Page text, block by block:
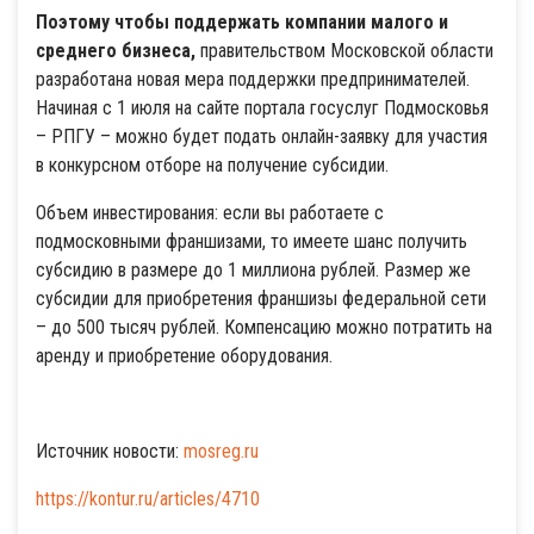
Поэтому чтобы поддержать компании малого и
среднего бизнеса, правительством Московской области
разработана новая мера поддержки предпринимателей.
Начиная с 1 июля на сайте портала госуслуг Подмосковья
– РПГУ – можно будет подать онлайн-заявку для участия
в конкурсном отборе на получение субсидии.
Объем инвестирования: если вы работаете с
подмосковными франшизами, то имеете шанс получить
субсидию в размере до 1 миллиона рублей. Размер же
субсидии для приобретения франшизы федеральной сети
– до 500 тысяч рублей. Компенсацию можно потратить на
аренду и приобретение оборудования.
Источник новости: mosreg.ru
https://kontur.ru/articles/4710